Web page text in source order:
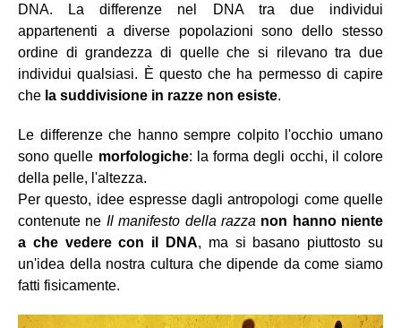
DNA. La differenze nel DNA tra due individui
appartenenti a diverse popolazioni sono dello stesso
ordine di grandezza di quelle che si rilevano tra due
individui qualsiasi. È questo che ha permesso di capire
che la suddivisione in razze non esiste.
Le differenze che hanno sempre colpito l'occhio umano
sono quelle morfologiche: la forma degli occhi, il colore
della pelle, l'altezza.
Per questo, idee espresse dagli antropologi come quelle
contenute ne Il manifesto della razza non hanno niente
a che vedere con il DNA, ma si basano piuttosto su
un'idea della nostra cultura che dipende da come siamo
fatti fisicamente.